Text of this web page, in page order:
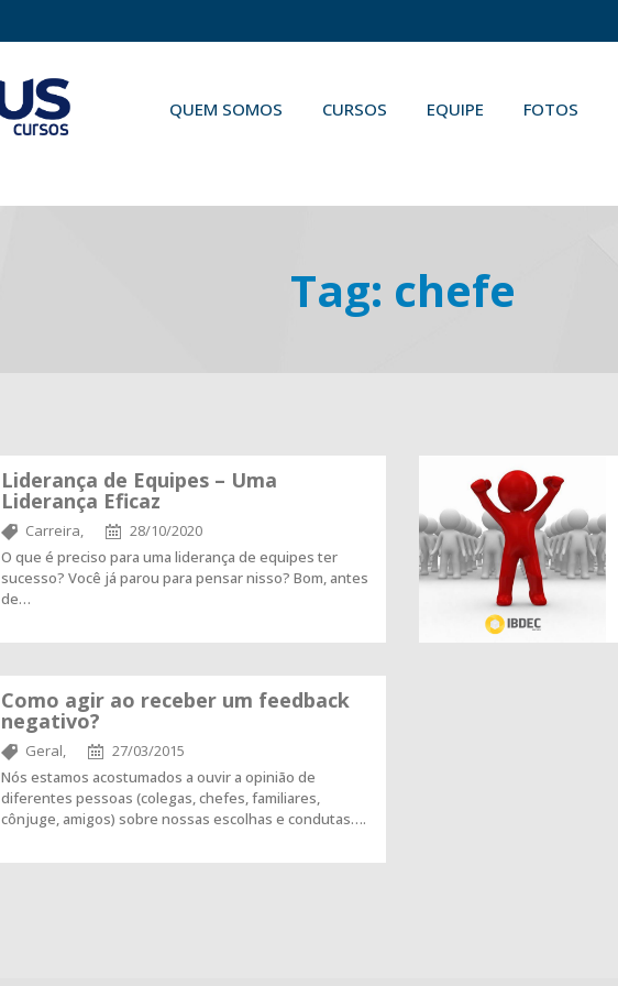
QUEM SOMOS CURSOS EQUIPE FOTOS
Tag: chefe
Liderança de Equipes – Uma
Liderança Eficaz
Carreira,
28/10/2020
O que é preciso para uma liderança de equipes ter
sucesso? Você já parou para pensar nisso? Bom, antes
de…
Como agir ao receber um feedback
negativo?
Geral,
27/03/2015
Nós estamos acostumados a ouvir a opinião de
diferentes pessoas (colegas, chefes, familiares,
cônjuge, amigos) sobre nossas escolhas e condutas….